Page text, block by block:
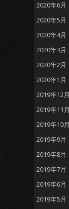
2020年6月
2020年5月
2020年4月
2020年3月
2020年2月
2020年1月
2019年12月
2019年11月
2019年10月
2019年9月
2019年8月
2019年7月
2019年6月
2019年5月